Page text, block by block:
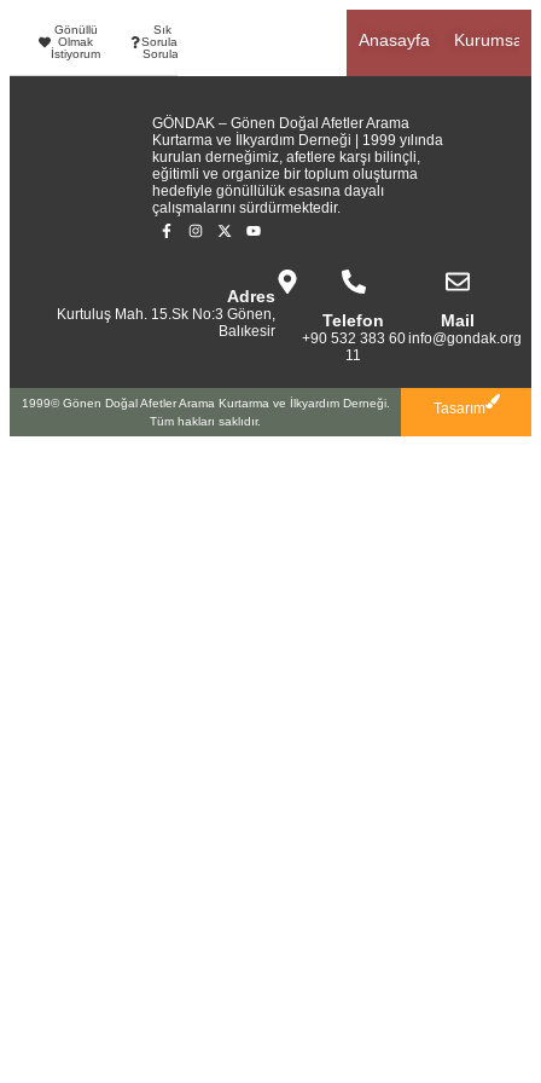
Gönüllü
Olmak
İstiyorum
Sık
Sorulan
Sorular
Anasayfa Kurumsal
GÖNDAK – Gönen Doğal Afetler Arama
Kurtarma ve İlkyardım Derneği | 1999 yılında
kurulan derneğimiz, afetlere karşı bilinçli,
eğitimli ve organize bir toplum oluşturma
hedefiyle gönüllülük esasına dayalı
çalışmalarını sürdürmektedir.
Adres
Kurtuluş Mah. 15.Sk No:3 Gönen,
Balıkesir
Telefon
+90 532 383 60
11
Mail
info@gondak.org
1999© Gönen Doğal Afetler Arama Kurtarma ve İlkyardım Derneği.
Tüm hakları saklıdır.
Tasarım